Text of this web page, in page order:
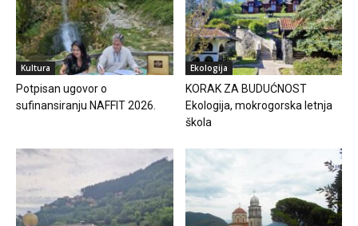
Kultura
Potpisan ugovor o
sufinansiranju NAFFIT 2026.
Ekologija
KORAK ZA BUDUĆNOST
Ekologija, mokrogorska letnja
škola